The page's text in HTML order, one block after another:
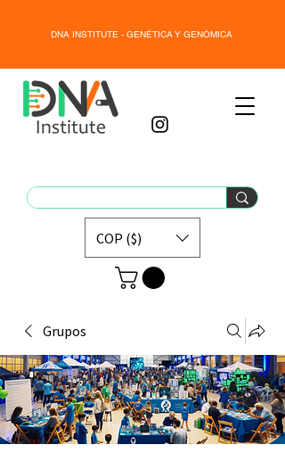
DNA INSTITUTE - GENÉTICA Y GENÓMICA
COP ($)
Grupos